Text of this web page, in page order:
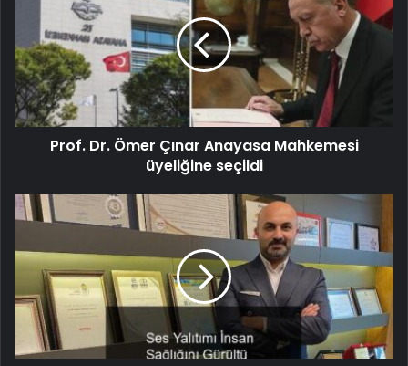
Prof. Dr. Ömer Çınar Anayasa Mahkemesi
üyeliğine seçildi